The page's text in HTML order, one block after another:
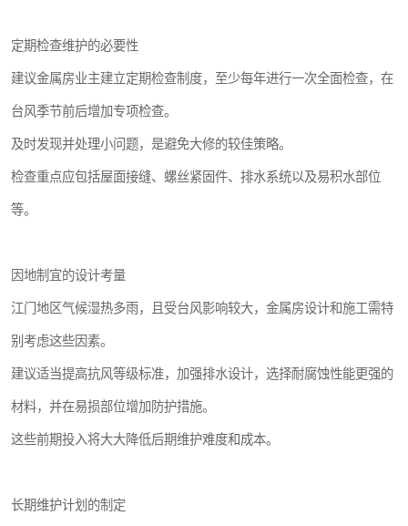
定期检查维护的必要性
建议金属房业主建立定期检查制度，至少每年进行一次全面检查，在
台风季节前后增加专项检查。
及时发现并处理小问题，是避免大修的较佳策略。
检查重点应包括屋面接缝、螺丝紧固件、排水系统以及易积水部位
等。
因地制宜的设计考量
江门地区气候湿热多雨，且受台风影响较大，金属房设计和施工需特
别考虑这些因素。
建议适当提高抗风等级标准，加强排水设计，选择耐腐蚀性能更强的
材料，并在易损部位增加防护措施。
这些前期投入将大大降低后期维护难度和成本。
长期维护计划的制定